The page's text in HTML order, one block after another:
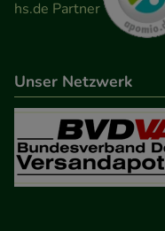
Unser Netzwerk